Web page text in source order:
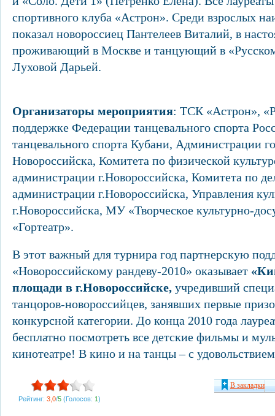
спортивного клуба «Астрон». Среди взрослых
показал новороссиец Пантелеев Виталий, в
проживающий в Москве и танцующий в
Луховой Дарьей.
Организаторы мероприятия: ТСК «Астрон»,
поддержке Федерации танцевального спорта
танцевального спорта Кубани, Администрации
Новороссийска, Комитета по физической
администрации г.Новороссийска, Комитета по
администрации г.Новороссийска, Управления
г.Новороссийска, МУ «Творческое культурно-
«Гортеатр».
В этот важный для турнира год партнерскую
«Новороссийскому рандеву-2010» оказывает
площади в г.Новороссийске, учредивший
танцоров-новороссийцев, занявших первые
конкурсной категории. До конца 2010 года
бесплатно посмотреть все детские фильмы и
кинотеатре! В кино и на танцы – с
Рейтинг: 3,0/5 (Голосов: 1)
В закладки